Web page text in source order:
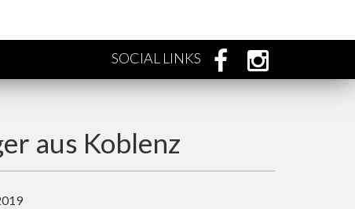
SOCIAL LINKS
aus Koblenz